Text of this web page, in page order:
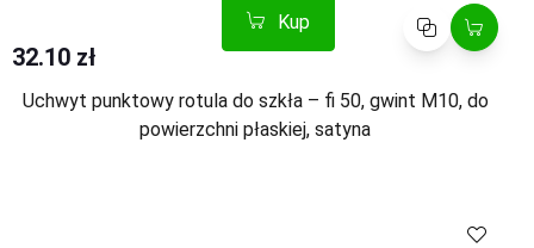
Kup Porównaj
32.10 zł
Uchwyt punktowy rotula do szkła – fi 50, gwint M10, do
powierzchni płaskiej, satyna